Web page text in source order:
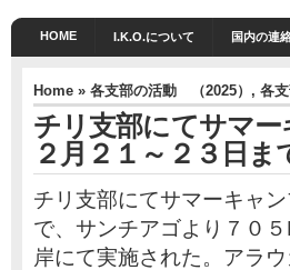
HOME I.K.O.について 国内の連
Home » 各支部の活動 （2025） , 各
チリ支部にてサマ
２月２１～２３日ま
チリ支部にてサマーキャ
で、サンチアゴより７０
岸にて実施された。アラ